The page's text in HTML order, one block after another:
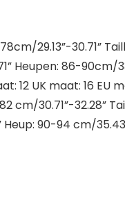
29.13”-30.71”
Heupen: 86-90cm/
12 UK maat: 16 EU
cm/30.71”-32.28”
Heup: 90-94 cm/